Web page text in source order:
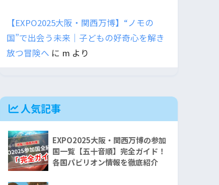
【EXPO2025大阪・関西万博】“ノモの
国”で出会う未来｜子どもの好奇心を解き
放つ冒険へ に m より
人気記事
EXPO2025大阪・関西万博の参加
国一覧【五十音順】完全ガイド！
各国パビリオン情報を徹底紹介